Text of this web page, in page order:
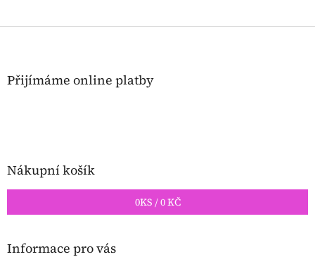
Z
Přijímáme online platby
Nákupní košík
0KS /0 KČ
Informace pro vás